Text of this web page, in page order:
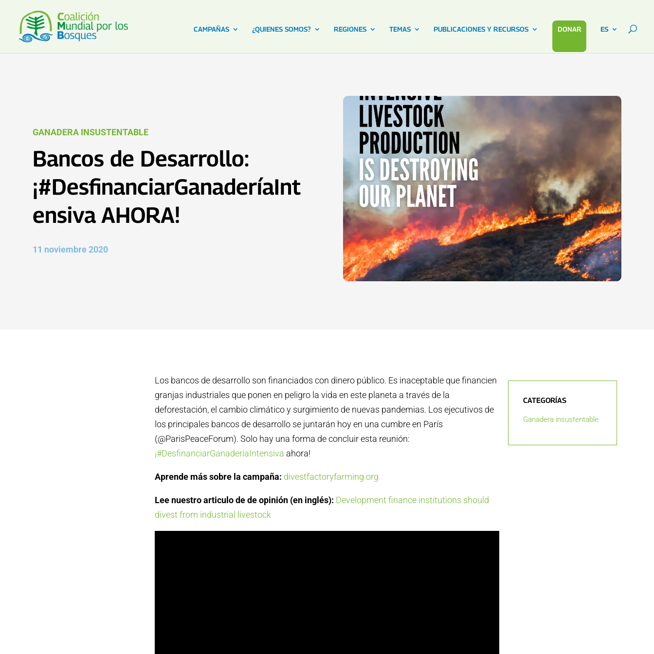
CAMPAÑAS ¿QUIENES SOMOS? REGIONES TEMAS PUBLICACIONES Y RECURSOS DONAR ES
GANADERA INSUSTENTABLE
Bancos de Desarrollo:
¡#DesfinanciarGanaderíaInt
ensiva AHORA!
11 noviembre 2020
Los bancos de desarrollo son financiados con dinero público. Es inaceptable que financien
granjas industriales que ponen en peligro la vida en este planeta a través de la
deforestación, el cambio climático y surgimiento de nuevas pandemias. Los ejecutivos de
los principales bancos de desarrollo se juntarán hoy en una cumbre en París
(@ParisPeaceForum). Solo hay una forma de concluir esta reunión:
¡#DesfinanciarGanaderíaIntensiva ahora!
Aprende más sobre la campaña: divestfactoryfarming.org
Lee nuestro articulo de de opinión (en inglés): Development finance institutions should
divest from industrial livestock
CATEGORÍAS
Ganadera insustentable